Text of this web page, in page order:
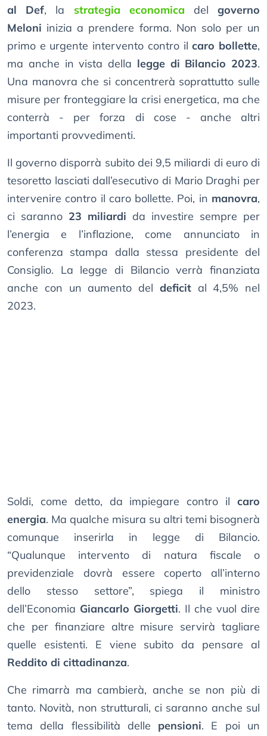
al Def, la strategia economica delgoverno
Meloni inizia a prendere forma. Non solo per un
primo e urgente intervento contro ilcaro bollette,
ma anche in vista della legge di Bilancio 2023.
Una manovra che si concentrerà soprattutto sulle
misure per fronteggiare la crisi energetica, ma che
conterrà - per forza di cose - anche altri
importanti provvedimenti.
Il governo disporrà subito dei 9,5 miliardi di euro di
tesoretto lasciati dall’esecutivo di Mario Draghi per
intervenire contro il caro bollette. Poi, in manovra,
ci saranno 23 miliardi da investire sempre per
l’energia e l’inflazione, come annunciato in
conferenza stampa dalla stessa presidente del
Consiglio. La legge di Bilancio verrà finanziata
anche con un aumento del deficital 4,5% nel
2023.
Soldi, come detto, da impiegare contro il caro
energia. Ma qualche misura su altri temi bisognerà
comunque inserirla in legge di Bilancio.
“Qualunque intervento di natura fiscale o
previdenziale dovrà essere coperto all’interno
dello stesso settore”, spiega il ministro
dell’Economia Giancarlo Giorgetti. Il che vuol dire
che per finanziare altre misure servirà tagliare
quelle esistenti. E viene subito da pensare al
Reddito di cittadinanza.
Che rimarrà ma cambierà, anche se non più di
tanto. Novità, non strutturali, ci saranno anche sul
tema della flessibilità delle pensioni. E poi un